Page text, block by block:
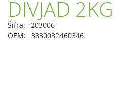
DIVJAD 2KG
Šifra: 203006
OEM: 3830032460346